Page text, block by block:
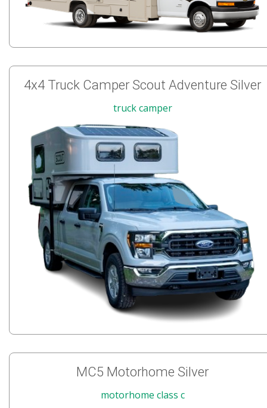
4x4 Truck Camper Scout Adventure Silver
truck camper
MC5 Motorhome Silver
motorhome class c